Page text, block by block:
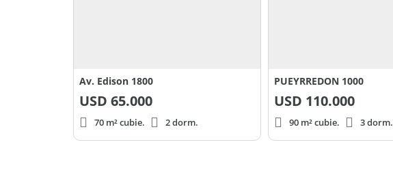
Av. Edison 1800
USD 65.000
70 m² cubie. 2 dorm.
PUEYRREDON 1000
USD 110.000
90 m² cubie. 3 dorm.